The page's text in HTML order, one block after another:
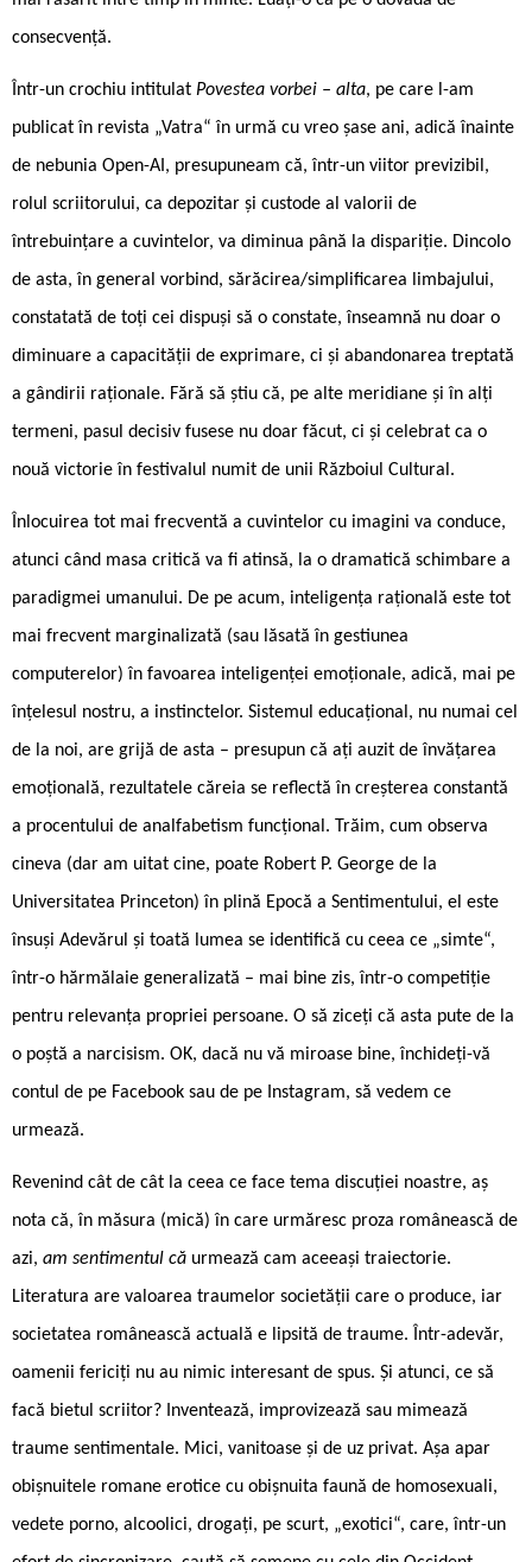
consecvență.
Într-un crochiu intitulat Povestea vorbei – alta, pe care l-am
publicat în revista „Vatra“ în urmă cu vreo șase ani, adică înainte
de nebunia Open-AI, presupuneam că, într-un viitor previzibil,
rolul scriitorului, ca depozitar și custode al valorii de
întrebuințare a cuvintelor, va diminua până la dispariție. Dincolo
de asta, în general vorbind, sărăcirea/simplificarea limbajului,
constatată de toți cei dispuși să o constate, înseamnă nu doar o
diminuare a capacității de exprimare, ci și abandonarea treptată
a gândirii raționale. Fără să știu că, pe alte meridiane și în alți
termeni, pasul decisiv fusese nu doar făcut, ci și celebrat ca o
nouă victorie în festivalul numit de unii Războiul Cultural.
Înlocuirea tot mai frecventă a cuvintelor cu imagini va conduce,
atunci când masa critică va fi atinsă, la o dramatică schimbare a
paradigmei umanului. De pe acum, inteligența rațională este tot
mai frecvent marginalizată (sau lăsată în gestiunea
computerelor) în favoarea inteligenței emoționale, adică, mai pe
înțelesul nostru, a instinctelor. Sistemul educațional, nu numai cel
de la noi, are grijă de asta – presupun că ați auzit de învățarea
emoțională, rezultatele căreia se reflectă în creșterea constantă
a procentului de analfabetism funcțional. Trăim, cum observa
cineva (dar am uitat cine, poate Robert P. George de la
Universitatea Princeton) în plină Epocă a Sentimentului, el este
însuși Adevărul și toată lumea se identifică cu ceea ce „simte“,
într-o hărmălaie generalizată – mai bine zis, într-o competiție
pentru relevanța propriei persoane. O să ziceți că asta pute de la
o poștă a narcisism. OK, dacă nu vă miroase bine, închideți-vă
contul de pe Facebook sau de pe Instagram, să vedem ce
urmează.
Revenind cât de cât la ceea ce face tema discuției noastre, aș
nota că, în măsura (mică) în care urmăresc proza românească de
azi, am sentimentul că urmează cam aceeași traiectorie.
Literatura are valoarea traumelor societății care o produce, iar
societatea românească actuală e lipsită de traume. Într-adevăr,
oamenii fericiți nu au nimic interesant de spus. Și atunci, ce să
facă bietul scriitor? Inventează, improvizează sau mimează
traume sentimentale. Mici, vanitoase și de uz privat. Așa apar
obișnuitele romane erotice cu obișnuita faună de homosexuali,
vedete porno, alcoolici, drogați, pe scurt, „exotici“, care, într-un